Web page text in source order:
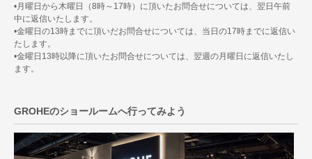
•月曜日から木曜日（8時～17時）に頂いたお問合せについては、翌日午前
中に返信いたします。
•金曜日の13時までに頂いだお問合せについては、当日の17時までに返信い
たします。
•金曜日13時以降に頂いたお問合せについては、翌週の月曜日に返信いたし
ます。
GROHEのショールームへ行ってみよう